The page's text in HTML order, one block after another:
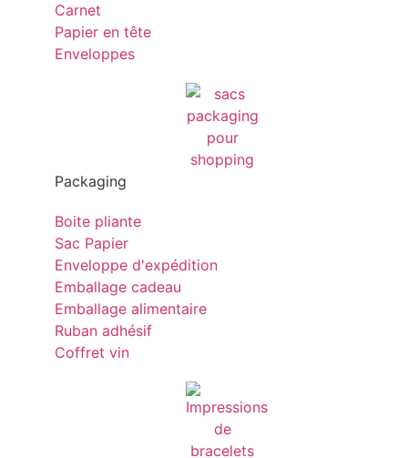
Carnet
Papier en tête
Enveloppes
Packaging
Boite pliante
Sac Papier
Enveloppe d'expédition
Emballage cadeau
Emballage alimentaire
Ruban adhésif
Coffret vin